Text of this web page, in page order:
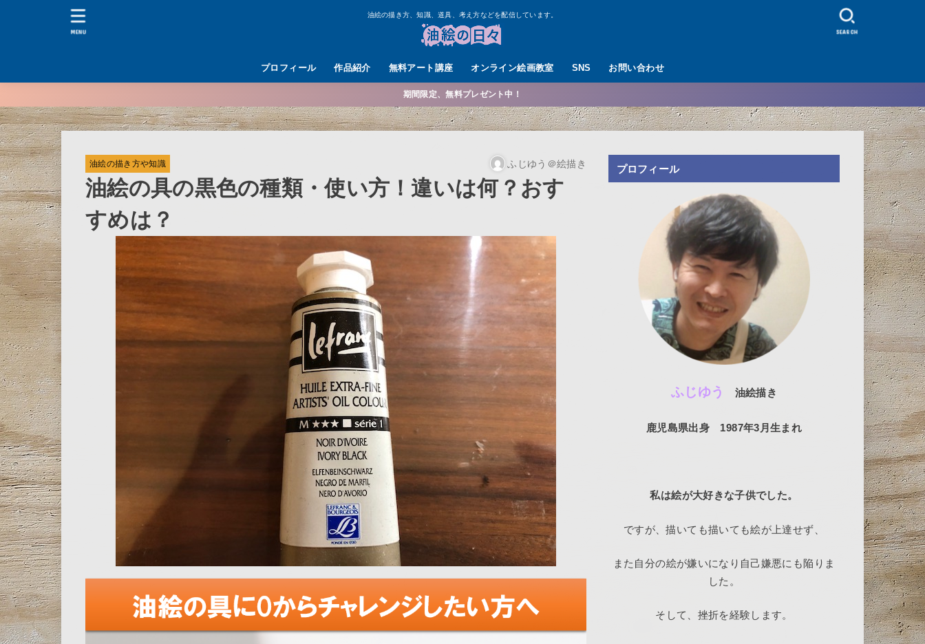
油絵の描き方、知識、道具、考え方などを配信しています。
プロフィール 作品紹介 無料アート講座 オンライン絵画教室 SNS お問い合わせ
SEARCH
MENU
期間限定、無料プレゼント中！
油絵の描き方や知識 ふじゆう＠絵描き
油絵の具の黒色の種類・使い方！違いは何？おす
すめは？
プロフィール
ふじゆう 油絵描き
鹿児島県出身 1987年3月生まれ
私は絵が大好きな子供でした。
ですが、描いても描いても絵が上達せず、
また自分の絵が嫌いになり自己嫌悪にも陥りま
した。
そして、挫折を経験します。